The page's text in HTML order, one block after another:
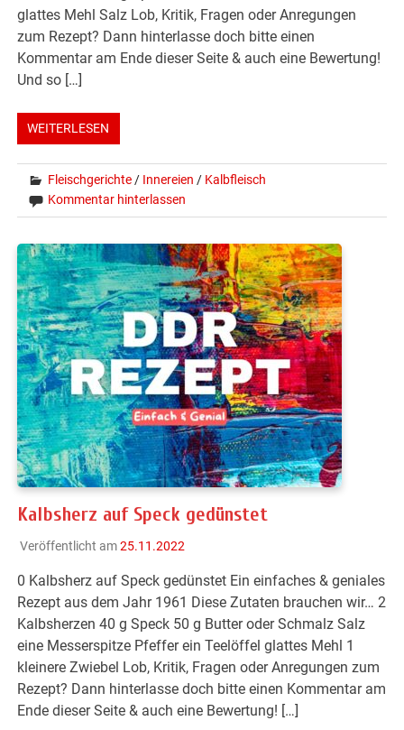
glattes Mehl Salz Lob, Kritik, Fragen oder Anregungen
zum Rezept? Dann hinterlasse doch bitte einen
Kommentar am Ende dieser Seite & auch eine Bewertung!
Und so […]
WEITERLESEN
Fleischgerichte/ Innereien / Kalbfleisch
Kommentar hinterlassen
Kalbsherz auf Speck gedünstet
Veröffentlicht am25.11.2022
0 Kalbsherz auf Speck gedünstet Ein einfaches & geniales
Rezept aus dem Jahr 1961 Diese Zutaten brauchen wir… 2
Kalbsherzen 40 g Speck 50 g Butter oder Schmalz Salz
eine Messerspitze Pfeffer ein Teelöffel glattes Mehl 1
kleinere Zwiebel Lob, Kritik, Fragen oder Anregungen zum
Rezept? Dann hinterlasse doch bitte einen Kommentar am
Ende dieser Seite & auch eine Bewertung! […]